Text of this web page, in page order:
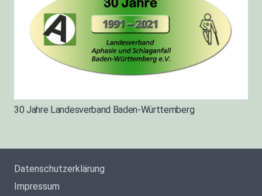
30 Jahre Landesverband Baden-Württemberg
Datenschutzerklärung
Impressum